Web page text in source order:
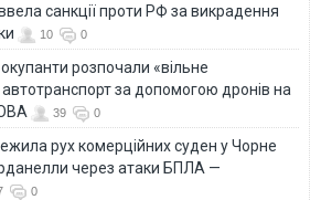
санкції проти РФ за викрадення
10 0
розпочали «вільне
за допомогою дронів на
39 0
рух комерційних суден у Чорне
через атаки БПЛА —
0